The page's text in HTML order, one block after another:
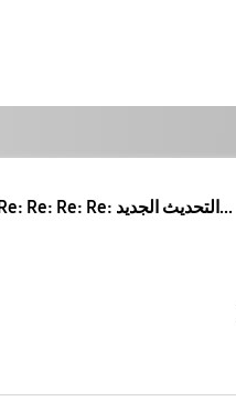
Re: Re: Re: Re: Re: Re: Re: Re: Re: التحديث الجديد...